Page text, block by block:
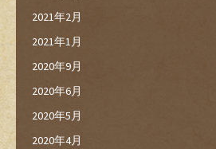
2021年2月
2021年1月
2020年9月
2020年6月
2020年5月
2020年4月